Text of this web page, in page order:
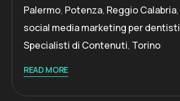
Palermo, Potenza, Reggio Calabria,
social media marketing per dentisti
Specialisti di Contenuti, Torino
READ MORE